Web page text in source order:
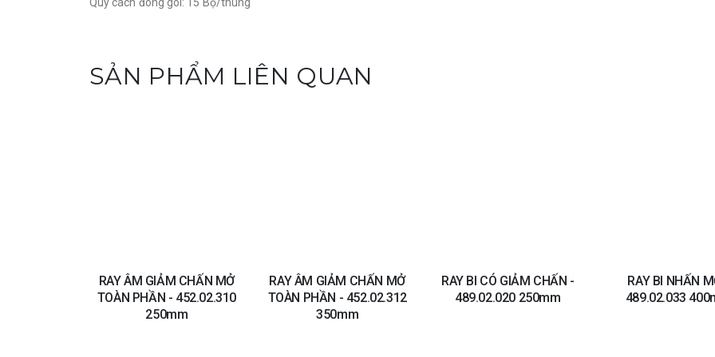
SẢN PHẨM LIÊN QUAN
RAY ÂM GIẢM CHẤN MỞ
TOÀN PHẦN - 452.02.310
250mm
RAY ÂM GIẢM CHẤN MỞ
TOÀN PHẦN - 452.02.312
350mm
RAY BI CÓ GIẢM CHẤN -
489.02.020 250mm
RAY BI NHẤN
489.02.033